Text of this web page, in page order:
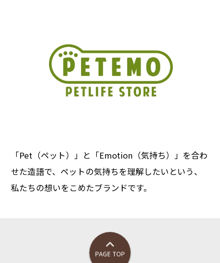
「Pet（ペット）」と「Emotion（気持ち）」を合わ
せた造語で、ペットの気持ちを理解したいという、
私たちの想いをこめたブランドです。